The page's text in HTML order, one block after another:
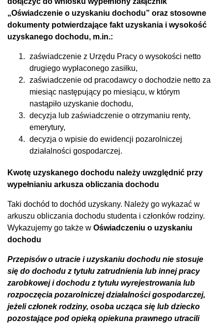
„Oświadczenie o uzyskaniu dochodu” oraz stosowne
dokumenty potwierdzające fakt uzyskania i wysokość
uzyskanego dochodu, m.in.:
zaświadczenie z Urzędu Pracy o wysokości netto
drugiego wypłaconego zasiłku,
zaświadczenie od pracodawcy o dochodzie netto za
miesiąc następujący po miesiącu, w którym
nastąpiło uzyskanie dochodu,
decyzja lub zaświadczenie o otrzymaniu renty,
emerytury,
decyzja o wpisie do ewidencji pozarolniczej
działalności gospodarczej.
Kwotę uzyskanego dochodu należy uwzględnić przy
wypełnianiu arkusza obliczania dochodu
Taki dochód to dochód uzyskany. Należy go wykazać w
arkuszu obliczania dochodu studenta i członków rodziny.
Wykazujemy go także w Oświadczeniu o uzyskaniu
dochodu
Przepisów o utracie i uzyskaniu dochodu nie stosuje
się do dochodu z tytułu zatrudnienia lub innej pracy
zarobkowej i dochodu z tytułu wyrejestrowania lub
rozpoczęcia pozarolniczej działalności gospodarczej,
jeżeli członek rodziny, osoba ucząca się lub dziecko
pozostające pod opieką opiekuna prawnego utracili